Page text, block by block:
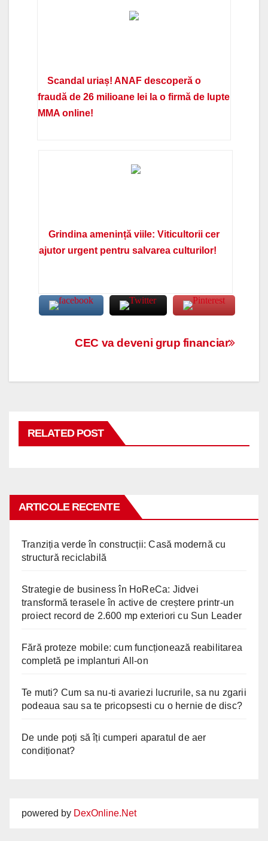
Scandal uriaș! ANAF descoperă o
fraudă de 26 milioane lei la o firmă de lupte
MMA online!
Grindina amenință viile: Viticultorii cer
ajutor urgent pentru salvarea culturilor!
NavigareCEC va deveni grup financiar
RELATED POST
ARTICOLE RECENTE
Tranziția verde în construcții: Casă modernă cu
structură reciclabilă
Strategie de business în HoReCa: Jidvei
transformă terasele în active de creștere printr-un
proiect record de 2.600 mp exteriori cu Sun Leader
Fără proteze mobile: cum funcționează reabilitarea
completă pe implanturi All-on
Te muti? Cum sa nu-ti avariezi lucrurile, sa nu zgarii
podeaua sau sa te pricopsesti cu o hernie de disc?
De unde poți să îți cumperi aparatul de aer
condiționat?
powered by DexOnline.Net